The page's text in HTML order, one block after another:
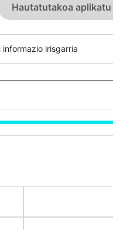
Hautatutakoa aplikatu
informazio irisgarria